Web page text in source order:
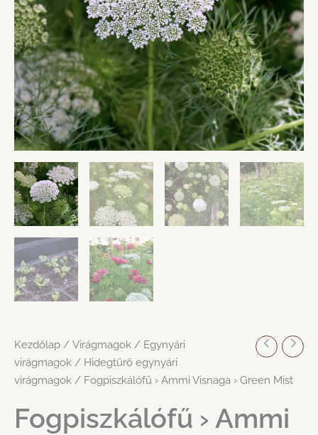
Kezdőlap / Virágmagok / Egynyári
virágmagok / Hidegtűrő egynyári
virágmagok / Fogpiszkálófű › Ammi Visnaga › Green Mist
Fogpiszkálófű › Ammi